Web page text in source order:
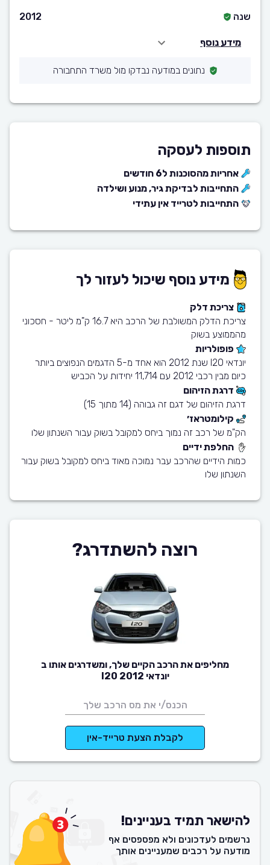
שנה
2012
מידע נוסף
נתונים במודעה נבדקו מול משרד התחבורה
תוספות לעסקה
אחריות מהסוכנות ל6 חודשים
התחייבות לבדיקת גיר, מנוע ושילדה
התחייבות לטרייד אין עתידי
מידע נוסף שיכול לעזור לך
צריכת דלק
צריכת הדלק המשולבת של הרכב היא 16.7 ק"מ ליטר - חסכוני
מהממוצע בשוק
פופולריות
יונדאי I20 שנת 2012 הוא אחד מ-5 הדגמים הנפוצים ביותר
כיום מבין רכבי 2012 עם 11,714 יחידות על הכביש
דרגת הזיהום
דרגת הזיהום של דגם זה גבוהה (14 מתוך 15)
קילומטראז׳
הק"מ של רכב זה נמוך ביחס למקובל בשוק עבור השנתון שלו
החלפת ידיים
כמות הידיים שהרכב עבר נמוכה מאוד ביחס למקובל בשוק עבור
השנתון שלו
רוצה להשתדרג?
מחליפים את הרכב הקיים שלך, ומשדרגים אותו ב
יונדאי I20 2012
לקבלת הצעת טרייד-אין
להישאר תמיד בעניינים!
נרשמים לעדכונים ולא מפספסים אף
מודעה על רכבים שמעניינים אותך